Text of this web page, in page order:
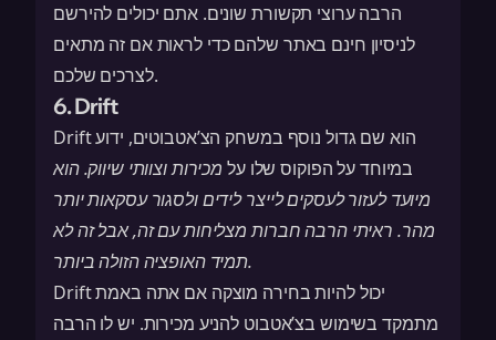
הרבה ערוצי תקשורת שונים. אתם יכולים להירשם
לניסיון חינם באתר שלהם כדי לראות אם זה מתאים
לצרכים שלכם.
6. Drift
Drift הוא שם גדול נוסף במשחק הצ’אטבוטים, ידוע
במיוחד על הפוקוס שלו על מכירותוצוותי שיווק. הוא
מיועד לעזור לעסקים לייצר לידים ולסגור עסקאות יותר
מהר. ראיתי הרבה חברות מצליחות עם זה, אבל זה לא
תמיד האופציה הזולה ביותר.
Drift יכול להיות בחירה מוצקה אם אתה באמת
מתמקד בשימוש בצ’אטבוט להניע מכירות. יש לו הרבה